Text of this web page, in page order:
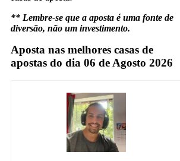
** Lembre-se que a aposta é uma fonte de
diversão, não um investimento.
Aposta nas melhores casas de
apostas do dia 06 de Agosto 2026